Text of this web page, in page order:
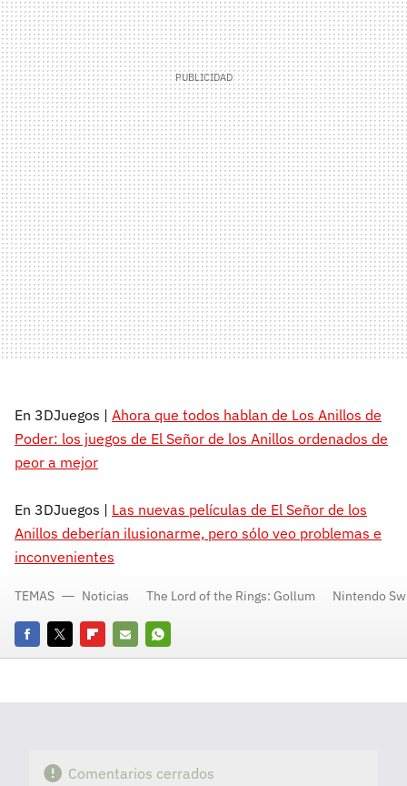
En 3DJuegos | Ahora que todos hablan de Los Anillos de
Poder: los juegos de El Señor de los Anillos ordenados de
peor a mejor
En 3DJuegos | Las nuevas películas de El Señor de los
Anillos deberían ilusionarme, pero sólo veo problemas e
inconvenientes
FacebookTwitterFlipboard
E-
Whatsapp
TEMAS Noticias The Lord of the Rings: Gollum Nintendo
Comentarios cerrados